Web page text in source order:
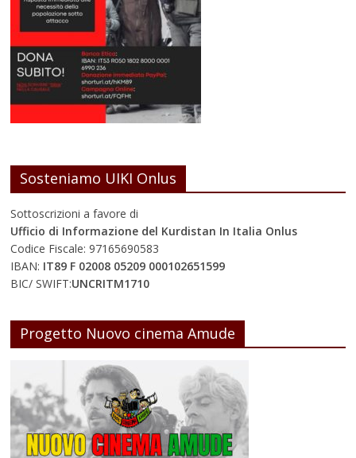
Sosteniamo UIKI Onlus
Sottoscrizioni a favore di
Ufficio di Informazione del Kurdistan In Italia Onlus
Codice Fiscale: 97165690583
IBAN: IT89 F 02008 05209 000102651599
BIC/ SWIFT:UNCRITM1710
Progetto Nuovo cinema Amude